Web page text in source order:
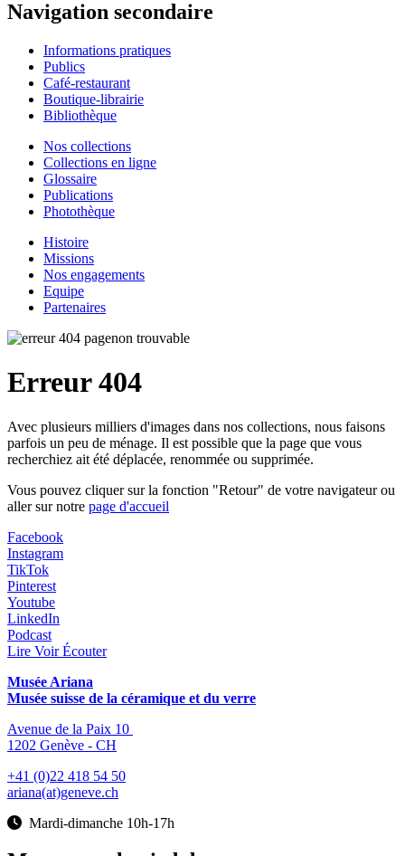
Navigation secondaire
Informations pratiques
Publics
Café-restaurant
Boutique-librairie
Bibliothèque
Nos collections
Collections en ligne
Glossaire
Publications
Photothèque
Histoire
Missions
Nos engagements
Equipe
Partenaires
Erreur 404
Avec plusieurs milliers d'images dans nos collections, nous faisons
parfois un peu de ménage. Il est possible que la page que vous
recherchiez ait été déplacée, renommée ou supprimée.
Vous pouvez cliquer sur la fonction "Retour" de votre navigateur ou
aller sur notre page d'accueil
Facebook
Instagram
TikTok
Pinterest
Youtube
LinkedIn
Podcast
Lire Voir Écouter
Musée Ariana
Musée suisse de la céramique et du verre
Avenue de la Paix 10
1202 Genève - CH
+41 (0)22 418 54 50
ariana(at)geneve.ch
Mardi-dimanche 10h-17h